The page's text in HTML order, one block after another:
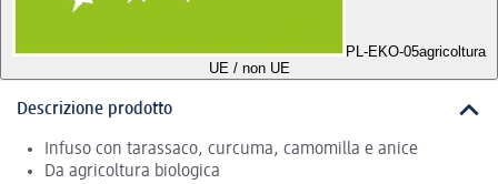
PL-EKO-05agricoltura
UE / non UE
Descrizione prodotto
Infuso con tarassaco, curcuma, camomilla e anice
Da agricoltura biologica